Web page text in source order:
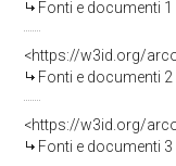
Fonti e documenti
<https://w3id.org/
Fonti e documenti
<https://w3id.org/
Fonti e documenti